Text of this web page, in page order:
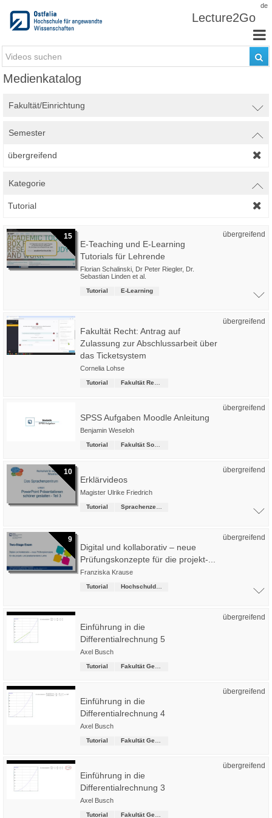
de
Lecture2Go
Medienkatalog
Fakultät/Einrichtung
Semester
übergreifend
Kategorie
Tutorial
15 übergreifend
E-Teaching und E-Learning
Tutorials für Lehrende
Florian Schalinski Dr Peter Riegler, Dr.
Sebastian Linden et al.
Tutorial E-Learning
übergreifend
Fakultät Recht: Antrag auf
Zulassung zur Abschlussarbeit über
das Ticketsystem
Cornelia Lohse
Tutorial
übergreifend
SPSS Aufgaben Moodle Anleitung
Benjamin Weseloh
Tutorial
10 übergreifend
Erklärvideos
Magister Ulrike Friedrich
Tutorial
9 übergreifend
Digital und kollaborativ – neue
Prüfungskonzepte für die projekt-...
Franziska Krause
Tutorial
übergreifend
Einführung in die
Differentialrechnung 5
Axel Busch
Tutorial
übergreifend
Einführung in die
Differentialrechnung 4
Axel Busch
Tutorial
übergreifend
Einführung in die
Differentialrechnung 3
Axel Busch
Tutorial